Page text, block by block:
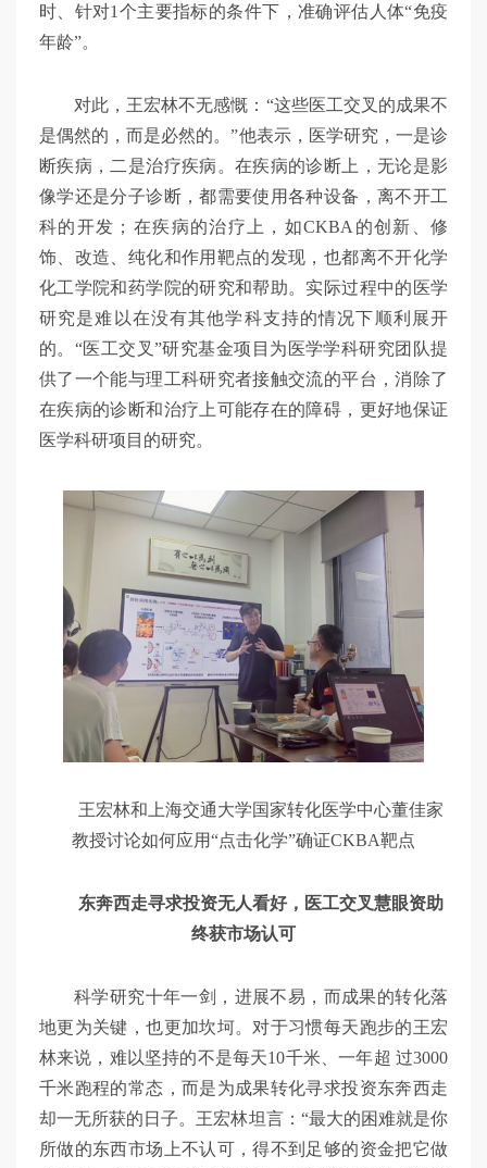
时、针对1个主要指标的条件下，准确评估人体“免疫
年龄”。
对此，王宏林不无感慨：“这些医工交叉的成果不
是偶然的，而是必然的。”他表示，医学研究，一是诊
断疾病，二是治疗疾病。在疾病的诊断上，无论是影
像学还是分子诊断，都需要使用各种设备，离不开工
科的开发；在疾病的治疗上，如CKBA的创新、修
饰、改造、纯化和作用靶点的发现，也都离不开化学
化工学院和药学院的研究和帮助。实际过程中的医学
研究是难以在没有其他学科支持的情况下顺利展开
的。“医工交叉”研究基金项目为医学学科研究团队提
供了一个能与理工科研究者接触交流的平台，消除了
在疾病的诊断和治疗上可能存在的障碍，更好地保证
医学科研项目的研究。
王宏林和上海交通大学国家转化医学中心董佳家
教授讨论如何应用“点击化学”确证CKBA靶点
东奔西走寻求投资无人看好，医工交叉慧眼资助
终获市场认可
科学研究十年一剑，进展不易，而成果的转化落
地更为关键，也更加坎坷。对于习惯每天跑步的王宏
林来说，难以坚持的不是每天10千米、一年超 过3000
千米跑程的常态，而是为成果转化寻求投资东奔西走
却一无所获的日子。王宏林坦言：“最大的困难就是你
所做的东西市场上不认可，得不到足够的资金把它做